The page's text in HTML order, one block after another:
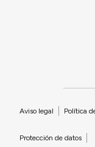
Aviso legal Política
Protección de datos